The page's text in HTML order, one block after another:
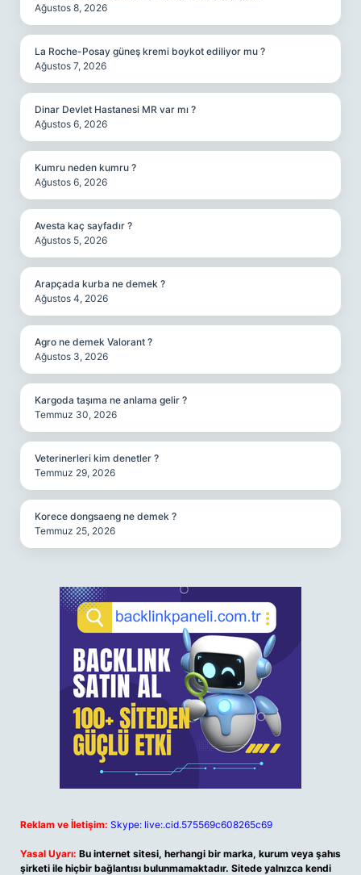
Ağustos 8, 2026
La Roche-Posay güneş kremi boykot ediliyor mu ?
Ağustos 7, 2026
Dinar Devlet Hastanesi MR var mı ?
Ağustos 6, 2026
Kumru neden kumru ?
Ağustos 6, 2026
Avesta kaç sayfadır ?
Ağustos 5, 2026
Arapçada kurba ne demek ?
Ağustos 4, 2026
Agro ne demek Valorant ?
Ağustos 3, 2026
Kargoda taşıma ne anlama gelir ?
Temmuz 30, 2026
Veterinerleri kim denetler ?
Temmuz 29, 2026
Korece dongsaeng ne demek ?
Temmuz 25, 2026
Reklam ve İletişim: Skype: live:.cid.575569c608265c69
Yasal Uyarı: Bu internet sitesi, herhangi bir marka, kurum veya şahıs
şirketi ile hiçbir bağlantısı bulunmamaktadır. Sitede yalnızca kendi